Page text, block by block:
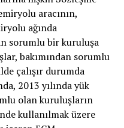
aracının,
ağında
sorumlu bir kuruluşa
bakımından sorumlu
çalışır durumda
2013 yılında yük
olan kuruluşların
kullanılmak üzere